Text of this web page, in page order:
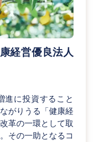
経営優良法人
進に投資すること
がりうる「健康経
革の一環として取
その一助となるコ